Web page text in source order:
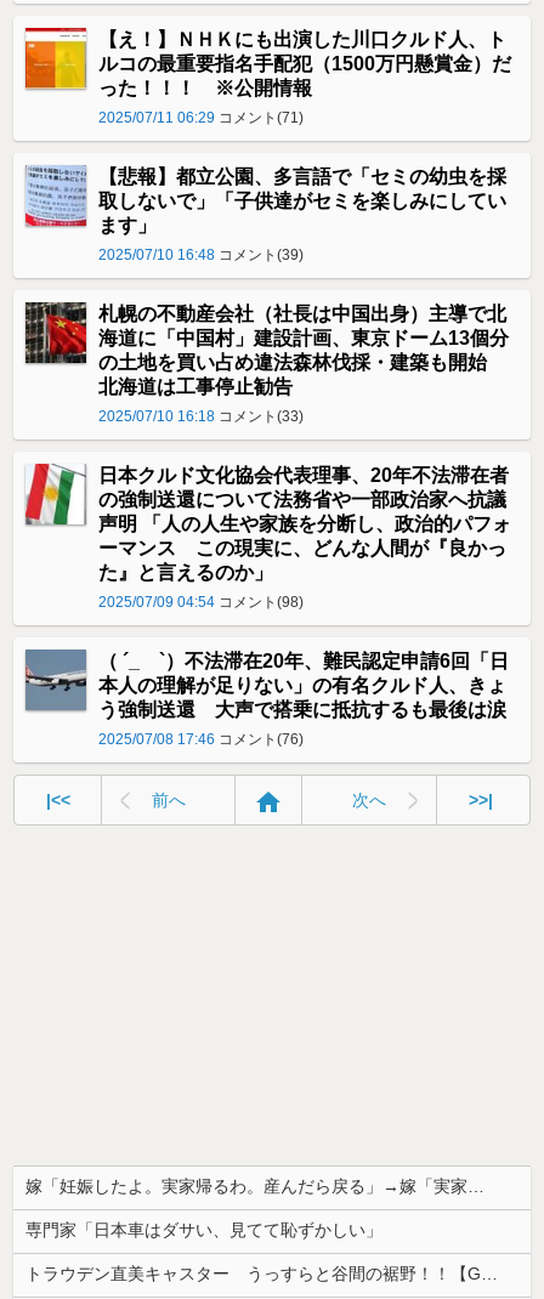
【え！】ＮＨＫにも出演した川口クルド人、ト
ルコの最重要指名手配犯（1500万円懸賞金）だ
った！！！ ※公開情報
2025/07/11 06:29 コメント(71)
【悲報】都立公園、多言語で「セミの幼虫を採
取しないで」「子供達がセミを楽しみにしてい
ます」
2025/07/10 16:48 コメント(39)
札幌の不動産会社（社長は中国出身）主導で北
海道に「中国村」建設計画、東京ドーム13個分
の土地を買い占め違法森林伐採・建築も開始
北海道は工事停止勧告
2025/07/10 16:18 コメント(33)
日本クルド文化協会代表理事、20年不法滞在者
の強制送還について法務省や一部政治家へ抗議
声明 「人の人生や家族を分断し、政治的パフォ
ーマンス この現実に、どんな人間が『良かっ
た』と言えるのか」
2025/07/09 04:54 コメント(98)
（ ´_ゝ`）不法滞在20年、難民認定申請6回「日
本人の理解が足りない」の有名クルド人、きょ
う強制送還 大声で搭乗に抵抗するも最後は涙
2025/07/08 17:46 コメント(76)
|<< 前へ home 次へ >>|
嫁「妊娠したよ。実家帰るわ。産んだら戻る」→嫁「実家快適すぎｗもう戻りません」俺「転勤でそっち行くから一緒に住もう」嫁「は？離婚して！ほらさっさと紙書けや！」俺「はい」
専門家「日本車はダサい、見てて恥ずかしい」
トラウデン直美キャスター うっすらと谷間の裾野！！【GIF動画あり】